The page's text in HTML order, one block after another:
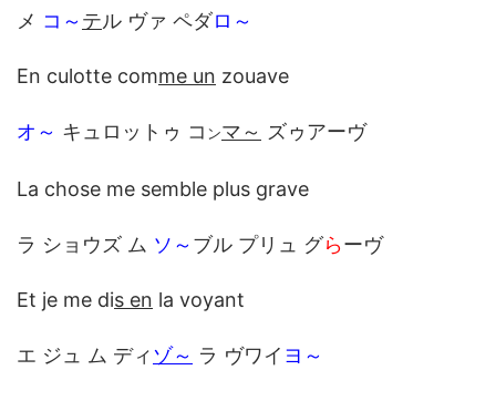
メ コ～ テル ヴァ ペダロ～
En culotte comme un zouave
オ～ キュロットゥ コ ンマ～ ズゥアーヴ
La chose me semble plus grave
ラ ショウズ ム ソ～ ブル プリュ グらーヴ
Et je me dis en la voyant
エ ジュ ム ディゾ～ ラ ヴワイ ヨ～